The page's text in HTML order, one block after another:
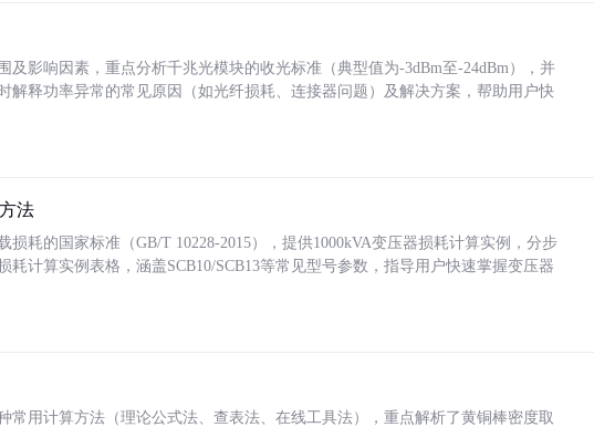
及影响因素，重点分析千兆光模块的收光标准（典型值为-3dBm至-24dBm），并
解释功率异常的常见原因（如光纤损耗、连接器问题）及解决方案，帮助用户快
法
耗的国家标准（GB/T 10228-2015），提供1000kVA变压器损耗计算实例，分步
计算实例表格，涵盖SCB10/SCB13等常见型号参数，指导用户快速掌握变压器
常用计算方法（理论公式法、查表法、在线工具法），重点解析了黄铜棒密度取